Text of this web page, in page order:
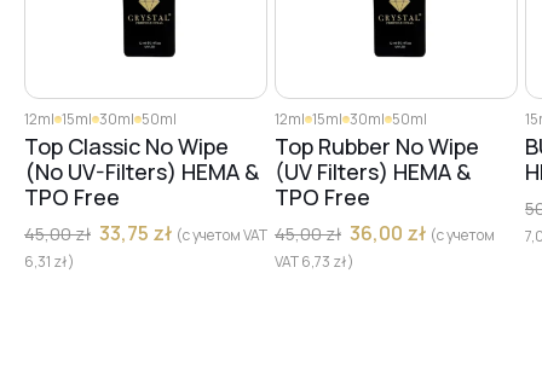
12ml 15ml 30ml 50ml
Top Classic No Wipe
(No UV-Filters) HEMA &
TPO Free
45,00zł 33,75 zł (с учетом VAT
6,31 zł)
12ml 15ml 30ml 50ml
Top Rubber No Wipe
(UV Filters) HEMA &
TPO Free
45,00zł 36,00 zł (с учетом
VAT6,73 zł)